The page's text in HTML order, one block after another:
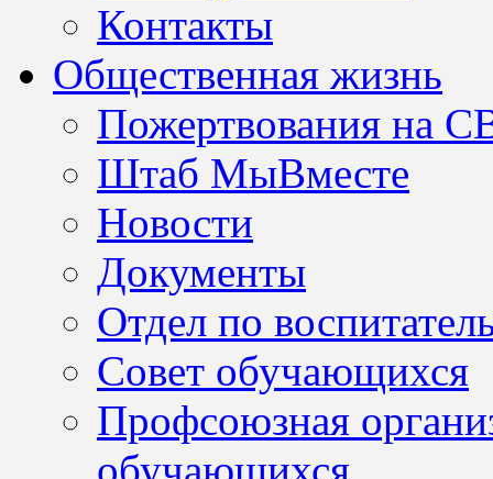
Контакты
Общественная жизнь
Пожертвования на
Штаб МыВместе
Новости
Документы
Отдел по
Совет обучающихся
Профсоюзная
обучающихся